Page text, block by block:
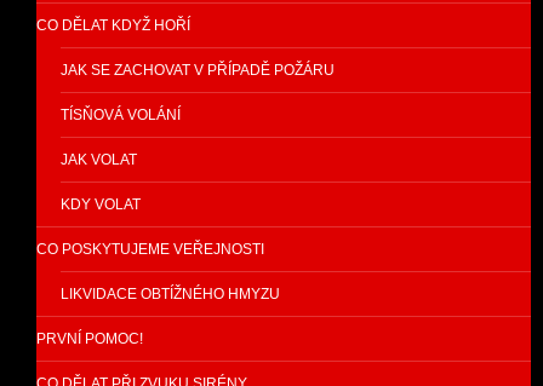
CO DĚLAT KDYŽ HOŘÍ
JAK SE ZACHOVAT V PŘÍPADĚ POŽÁRU
TÍSŇOVÁ VOLÁNÍ
JAK VOLAT
KDY VOLAT
CO POSKYTUJEME VEŘEJNOSTI
LIKVIDACE OBTÍŽNÉHO HMYZU
PRVNÍ POMOC!